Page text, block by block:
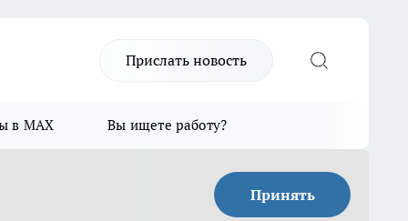
Прислать новость
в MAX Вы ищете работу?
Принять